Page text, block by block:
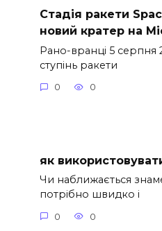
Стадія ракети
новий кратер на
Рано-вранці 5 серпня
ступінь ракети
0 0
як
Чи наближається
потрібно швидко і
0 0